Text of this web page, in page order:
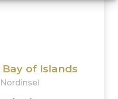
of Islands